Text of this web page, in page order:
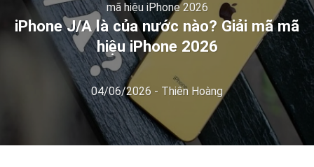
mã hiệu iPhone 2026
iPhone J/A là của nước nào? Giải mã mã
hiệu iPhone 2026
04/06/2026 - Thiên Hoàng